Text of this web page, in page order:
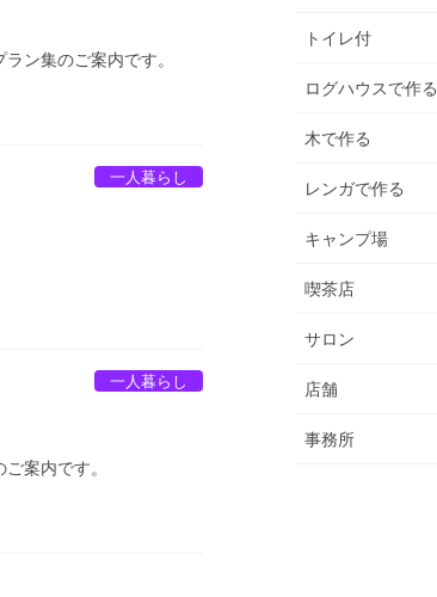
ン集のご案内です。
一人暮らし
一人暮らし
案内です。
トイレ付
ログハウスで作る
木で作る
レンガで作る
キャンプ場
喫茶店
サロン
店舗
事務所